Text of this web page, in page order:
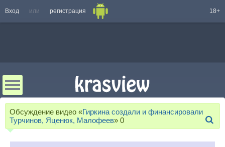
Вход или регистрация 18+
Обсуждение видео «Гиркина создали и финансировали
Турчинов, Яценюк, Малофеев» 0